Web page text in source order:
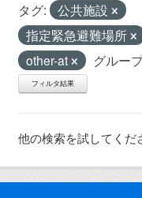
タグ:
公共施設
指定緊急避難場所
other-at
グルー
フィルタ結果
他の検索を試してくだ